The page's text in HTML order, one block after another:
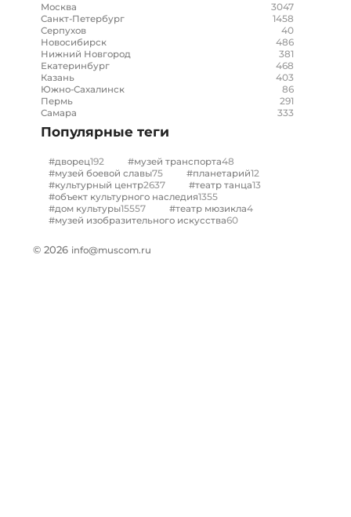
Москва 3047
Санкт-Петербург 1458
Серпухов 40
Новосибирск 486
Нижний Новгород 381
Екатеринбург 468
Казань 403
Южно-Сахалинск 86
Пермь 291
Самара 333
Популярные теги
#дворец192 #музей транспорта48
#музей боевой славы75 #планетарий12
#культурный центр2637 #театр танца13
#объект культурного наследия1355
#дом культуры15557 #театр мюзикла4
#музей изобразительного искусства60
© 2026 info@muscom.ru